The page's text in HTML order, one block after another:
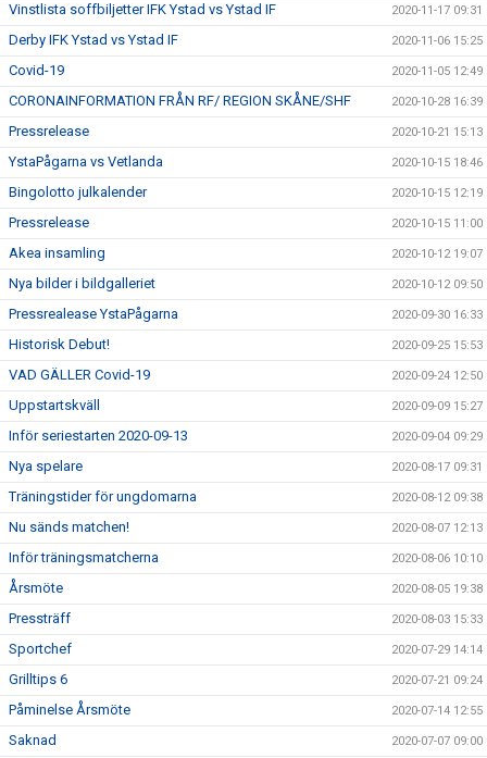
Vinstlista soffbiljetter IFK Ystad vs Ystad IF 2020-11-17 09:31
Derby IFK Ystad vs Ystad IF 2020-11-06 15:25
Covid-19 2020-11-05 12:49
CORONAINFORMATION FRÅN RF/ REGION SKÅNE/SHF 2020-10-28 16:39
Pressrelease 2020-10-21 15:13
YstaPågarna vs Vetlanda 2020-10-15 18:46
Bingolotto julkalender 2020-10-15 12:19
Pressrelease 2020-10-15 11:00
Akea insamling 2020-10-12 19:07
Nya bilder i bildgalleriet 2020-10-12 09:50
Pressrealease YstaPågarna 2020-09-30 16:33
Historisk Debut! 2020-09-25 15:53
VAD GÄLLER Covid-19 2020-09-24 12:50
Uppstartskväll 2020-09-09 15:27
Inför seriestarten 2020-09-13 2020-09-04 09:29
Nya spelare 2020-08-17 09:31
Träningstider för ungdomarna 2020-08-12 09:38
Nu sänds matchen! 2020-08-07 12:13
Inför träningsmatcherna 2020-08-06 10:10
Årsmöte 2020-08-05 19:38
Pressträff 2020-08-03 15:33
Sportchef 2020-07-29 14:14
Grilltips 6 2020-07-21 09:24
Påminelse Årsmöte 2020-07-14 12:55
Saknad 2020-07-07 09:00